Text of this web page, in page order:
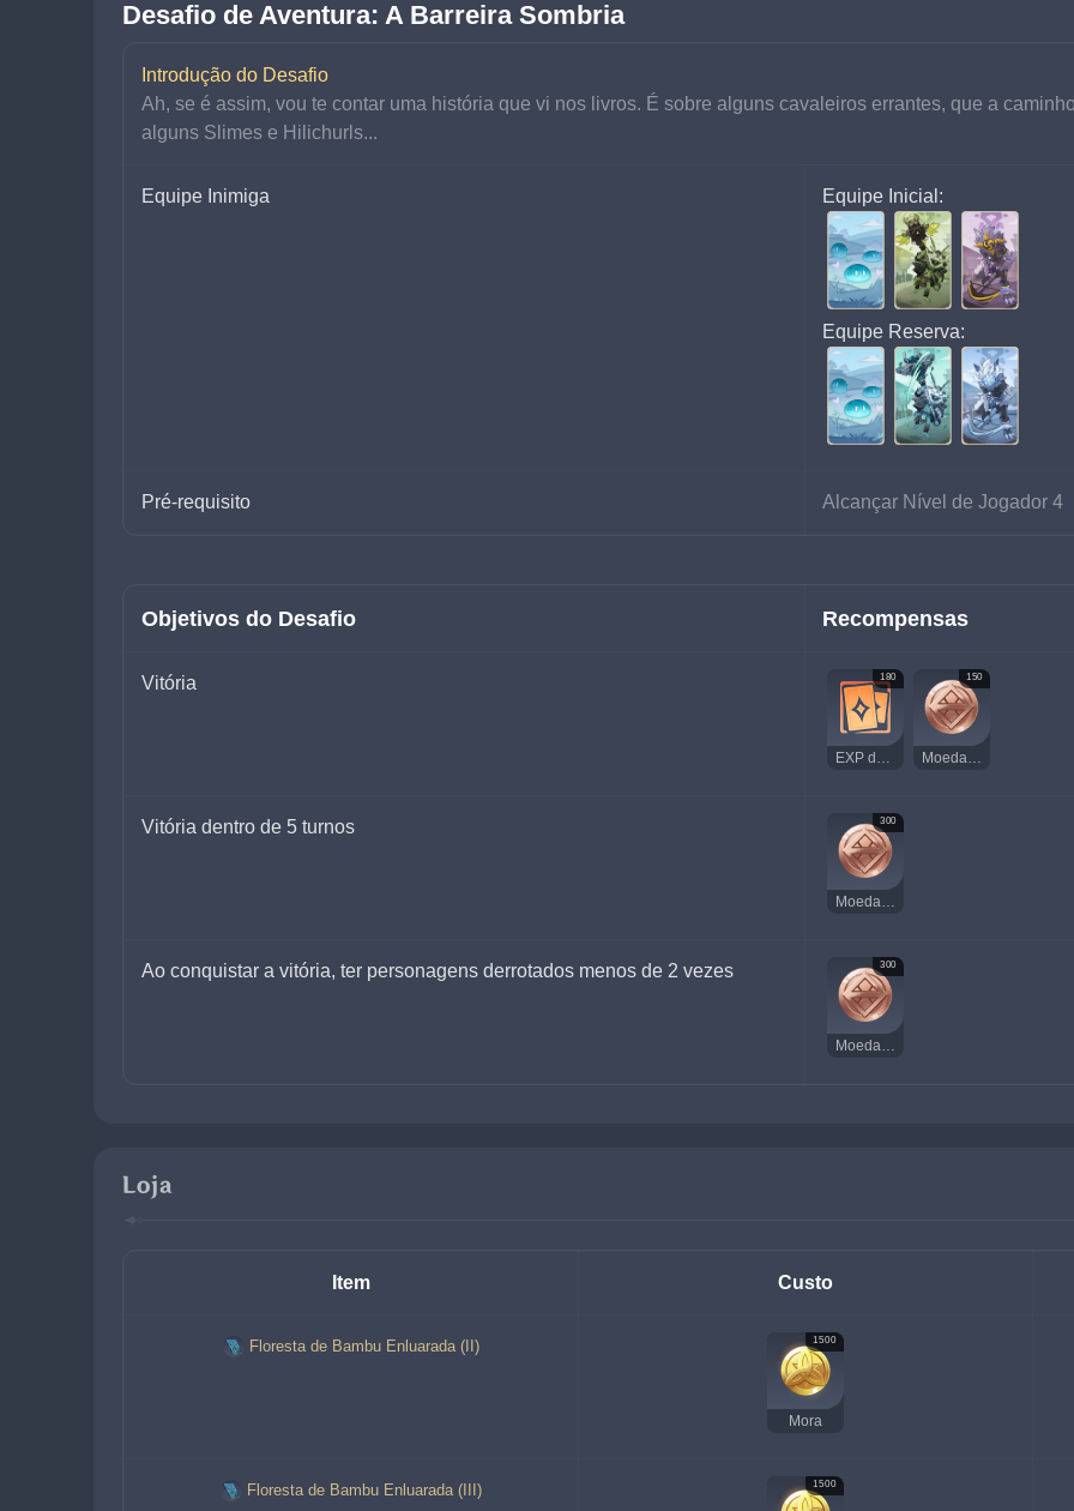
Desafio de Aventura: A Barreira Sombria
Introdução do Desafio
Ah, se é assim, vou te contar uma história que vi nos livros. É sobre alguns cavaleiros errantes, que a
alguns Slimes e Hilichurls...
Equipe Inimiga Equipe Inicial:
Equipe Reserva:
Pré-requisito Alcançar Nível de Jogador 4
Objetivos do Desafio Recompensas
Vitória 180
EXP de Jogador
150
Moedas da Sorte
Vitória dentro de 5 turnos 300
Moedas da Sorte
Ao conquistar a vitória, ter personagens derrotados menos de 2 vezes 300
Moedas da Sorte
Loja
Item Custo
Floresta de Bambu Enluarada (II) 1500
Mora
Floresta de Bambu Enluarada (III) 1500